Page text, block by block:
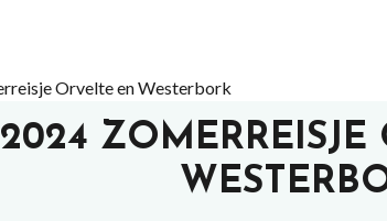
2024 ZOMERREISJE